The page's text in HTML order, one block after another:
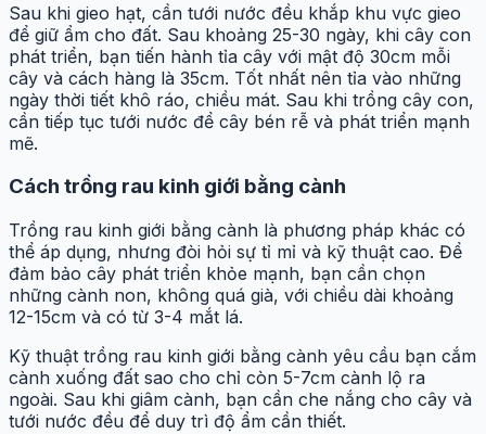
Sau khi gieo hạt, cần tưới nước đều khắp khu vực gieo
để giữ ẩm cho đất. Sau khoảng 25-30 ngày, khi cây con
phát triển, bạn tiến hành tỉa cây với mật độ 30cm mỗi
cây và cách hàng là 35cm. Tốt nhất nên tỉa vào những
ngày thời tiết khô ráo, chiều mát. Sau khi trồng cây con,
cần tiếp tục tưới nước để cây bén rễ và phát triển mạnh
mẽ.
Cách trồng rau kinh giới bằng cành
Trồng rau kinh giới bằng cành là phương pháp khác có
thể áp dụng, nhưng đòi hỏi sự tỉ mỉ và kỹ thuật cao. Để
đảm bảo cây phát triển khỏe mạnh, bạn cần chọn
những cành non, không quá già, với chiều dài khoảng
12-15cm và có từ 3-4 mắt lá.
Kỹ thuật trồng rau kinh giới bằng cành yêu cầu bạn cắm
cành xuống đất sao cho chỉ còn 5-7cm cành lộ ra
ngoài. Sau khi giâm cành, bạn cần che nắng cho cây và
tưới nước đều để duy trì độ ẩm cần thiết.